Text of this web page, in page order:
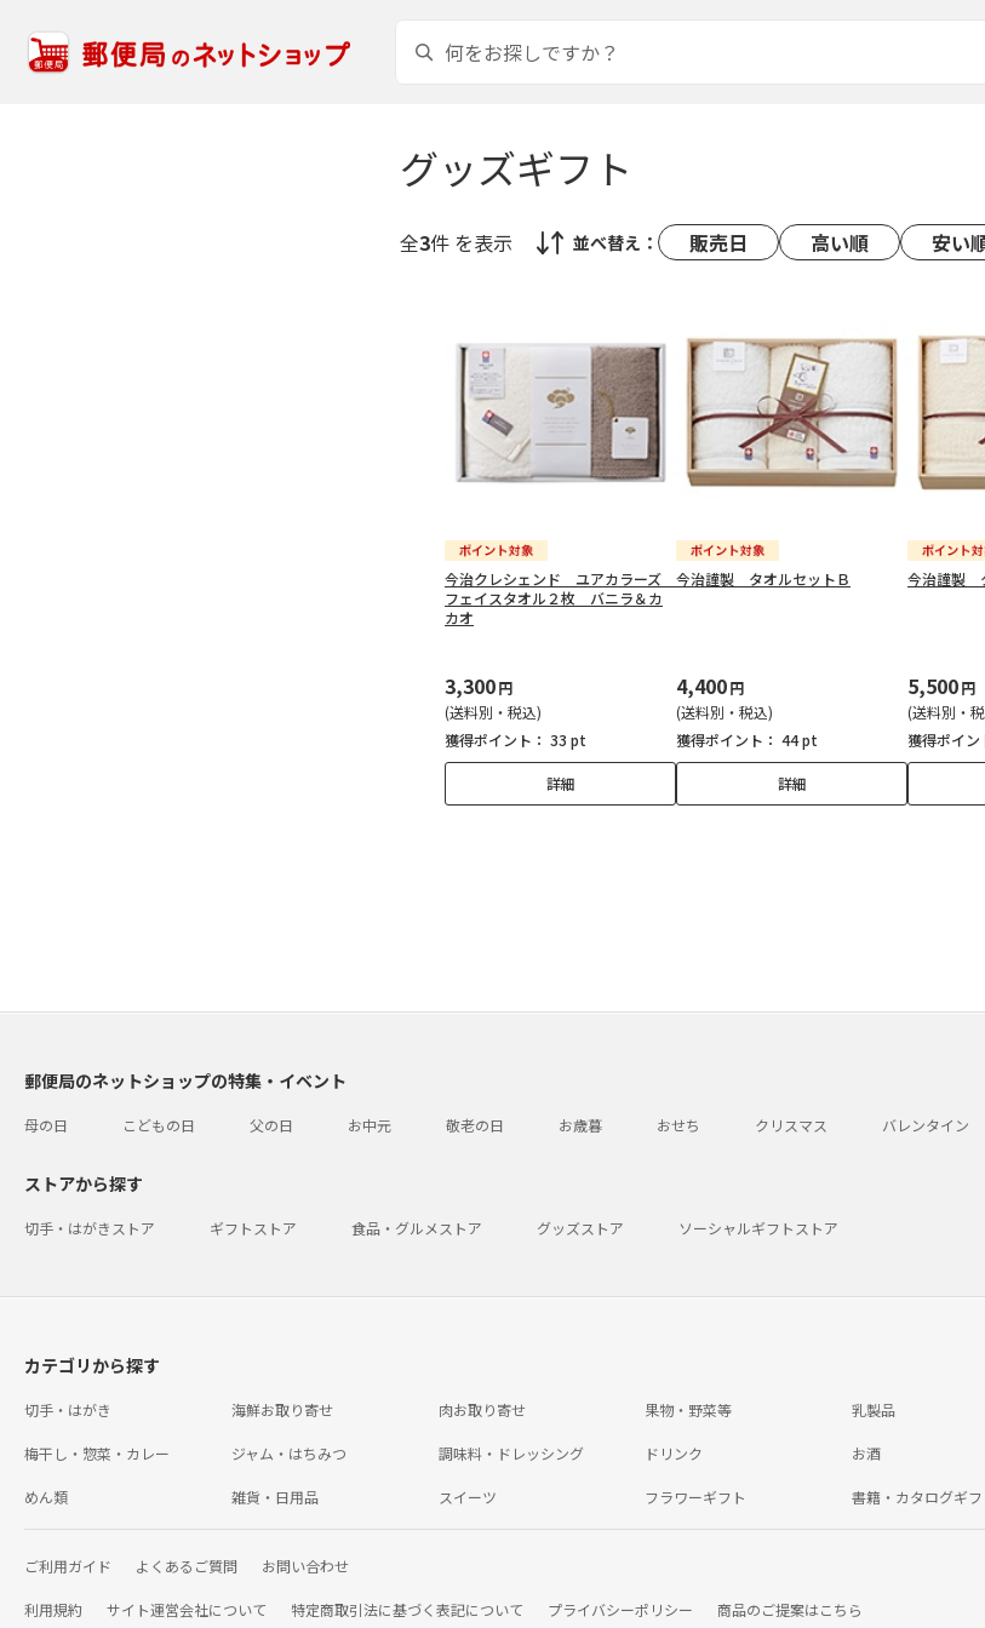
グッズギフト
全3件 を表示 並べ替え： 販売日 高い順 安い
今治クレシェンド ユアカラーズ
フェイスタオル２枚 バニラ＆カ
カオ
3,300円
(送料別・税込)
獲得ポイント： 33 pt
詳細
今治謹製 タオルセットＢ
4,400円
(送料別・税込)
獲得ポイント： 44 pt
詳細
今治謹製
5,500円
(送料別・
獲得ポイン
郵便局のネットショップの特集・イベント
母の日 こどもの日 父の日 お中元 敬老の日 お歳暮 おせち クリスマス バレンタイン
ストアから探す
切手・はがきストア ギフトストア 食品・グルメストア グッズストア ソーシャルギフトストア
カテゴリから探す
切手・はがき 海鮮お取り寄せ 肉お取り寄せ 果物・野菜等 乳製品
梅干し・惣菜・カレー ジャム・はちみつ 調味料・ドレッシング ドリンク お酒
めん類 雑貨・日用品 スイーツ フラワーギフト 書籍・カタログギフ
ご利用ガイド よくあるご質問 お問い合わせ
利用規約 サイト運営会社について 特定商取引法に基づく表記について プライバシーポリシー 商品のご提案はこちら